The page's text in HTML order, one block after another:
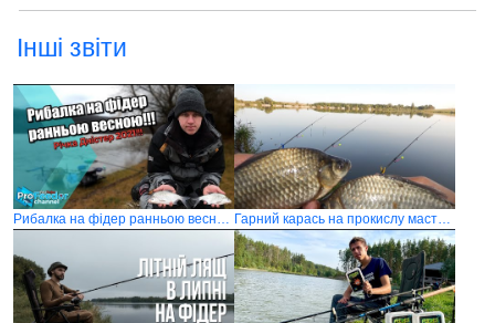
Інші звіти
Рибалка на фідер ранньою весною 2021 на річці Дністер Гарний карась на прокислу мастирку